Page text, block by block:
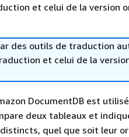
et celui de la version
des outils de traduction
et celui de la
DocumentDB est
deux tableaux et
quel que soit leur